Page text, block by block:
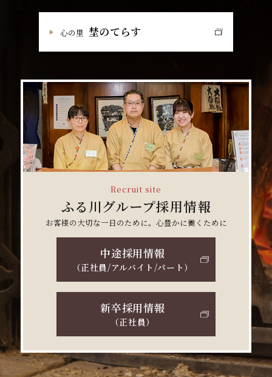
心の里 埜のてらす
Recruit site
ふる川グループ採用情報
お客様の大切な一日のために。心豊かに働くために
中途採用情報
（正社員/アルバイト/パート）
新卒採用情報
（正社員）